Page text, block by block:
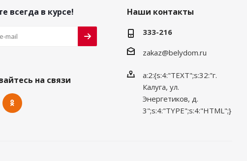
всегда в курсе!
на связи
Наши контакты
333-216
zakaz@belydom.ru
a:2:{s:4:"TEXT";s:32:"г.
Калуга, ул.
Энергетиков, д.
3";s:4:"TYPE";s:4:"HTML";}